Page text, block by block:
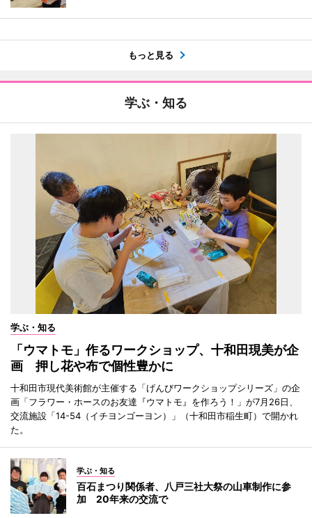
もっと見る
学ぶ・知る
学ぶ・知る
「ウマトモ」作るワークショップ、十和田現美が企
画 押し花や布で個性豊かに
十和田市現代美術館が主催する「げんびワークショップシリーズ」の企
画「フラワー・ホースのお友達『ウマトモ』を作ろう！」が7月26日、
交流施設「14-54（イチヨンゴーヨン）」（十和田市稲生町）で開かれ
た。
学ぶ・知る
百石まつり関係者、八戸三社大祭の山車制作に参
加 20年来の交流で